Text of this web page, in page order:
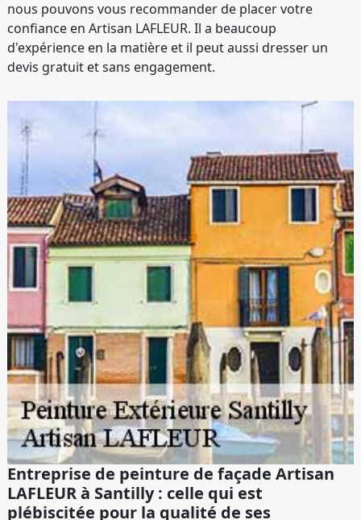
nous pouvons vous recommander de placer votre
confiance en Artisan LAFLEUR. Il a beaucoup
d'expérience en la matière et il peut aussi dresser un
devis gratuit et sans engagement.
Entreprise de peinture de façade Artisan
LAFLEUR à Santilly : celle qui est
plébiscitée pour la qualité de ses